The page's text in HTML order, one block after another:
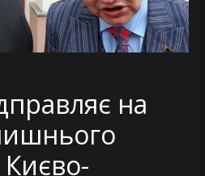
на
Києво-